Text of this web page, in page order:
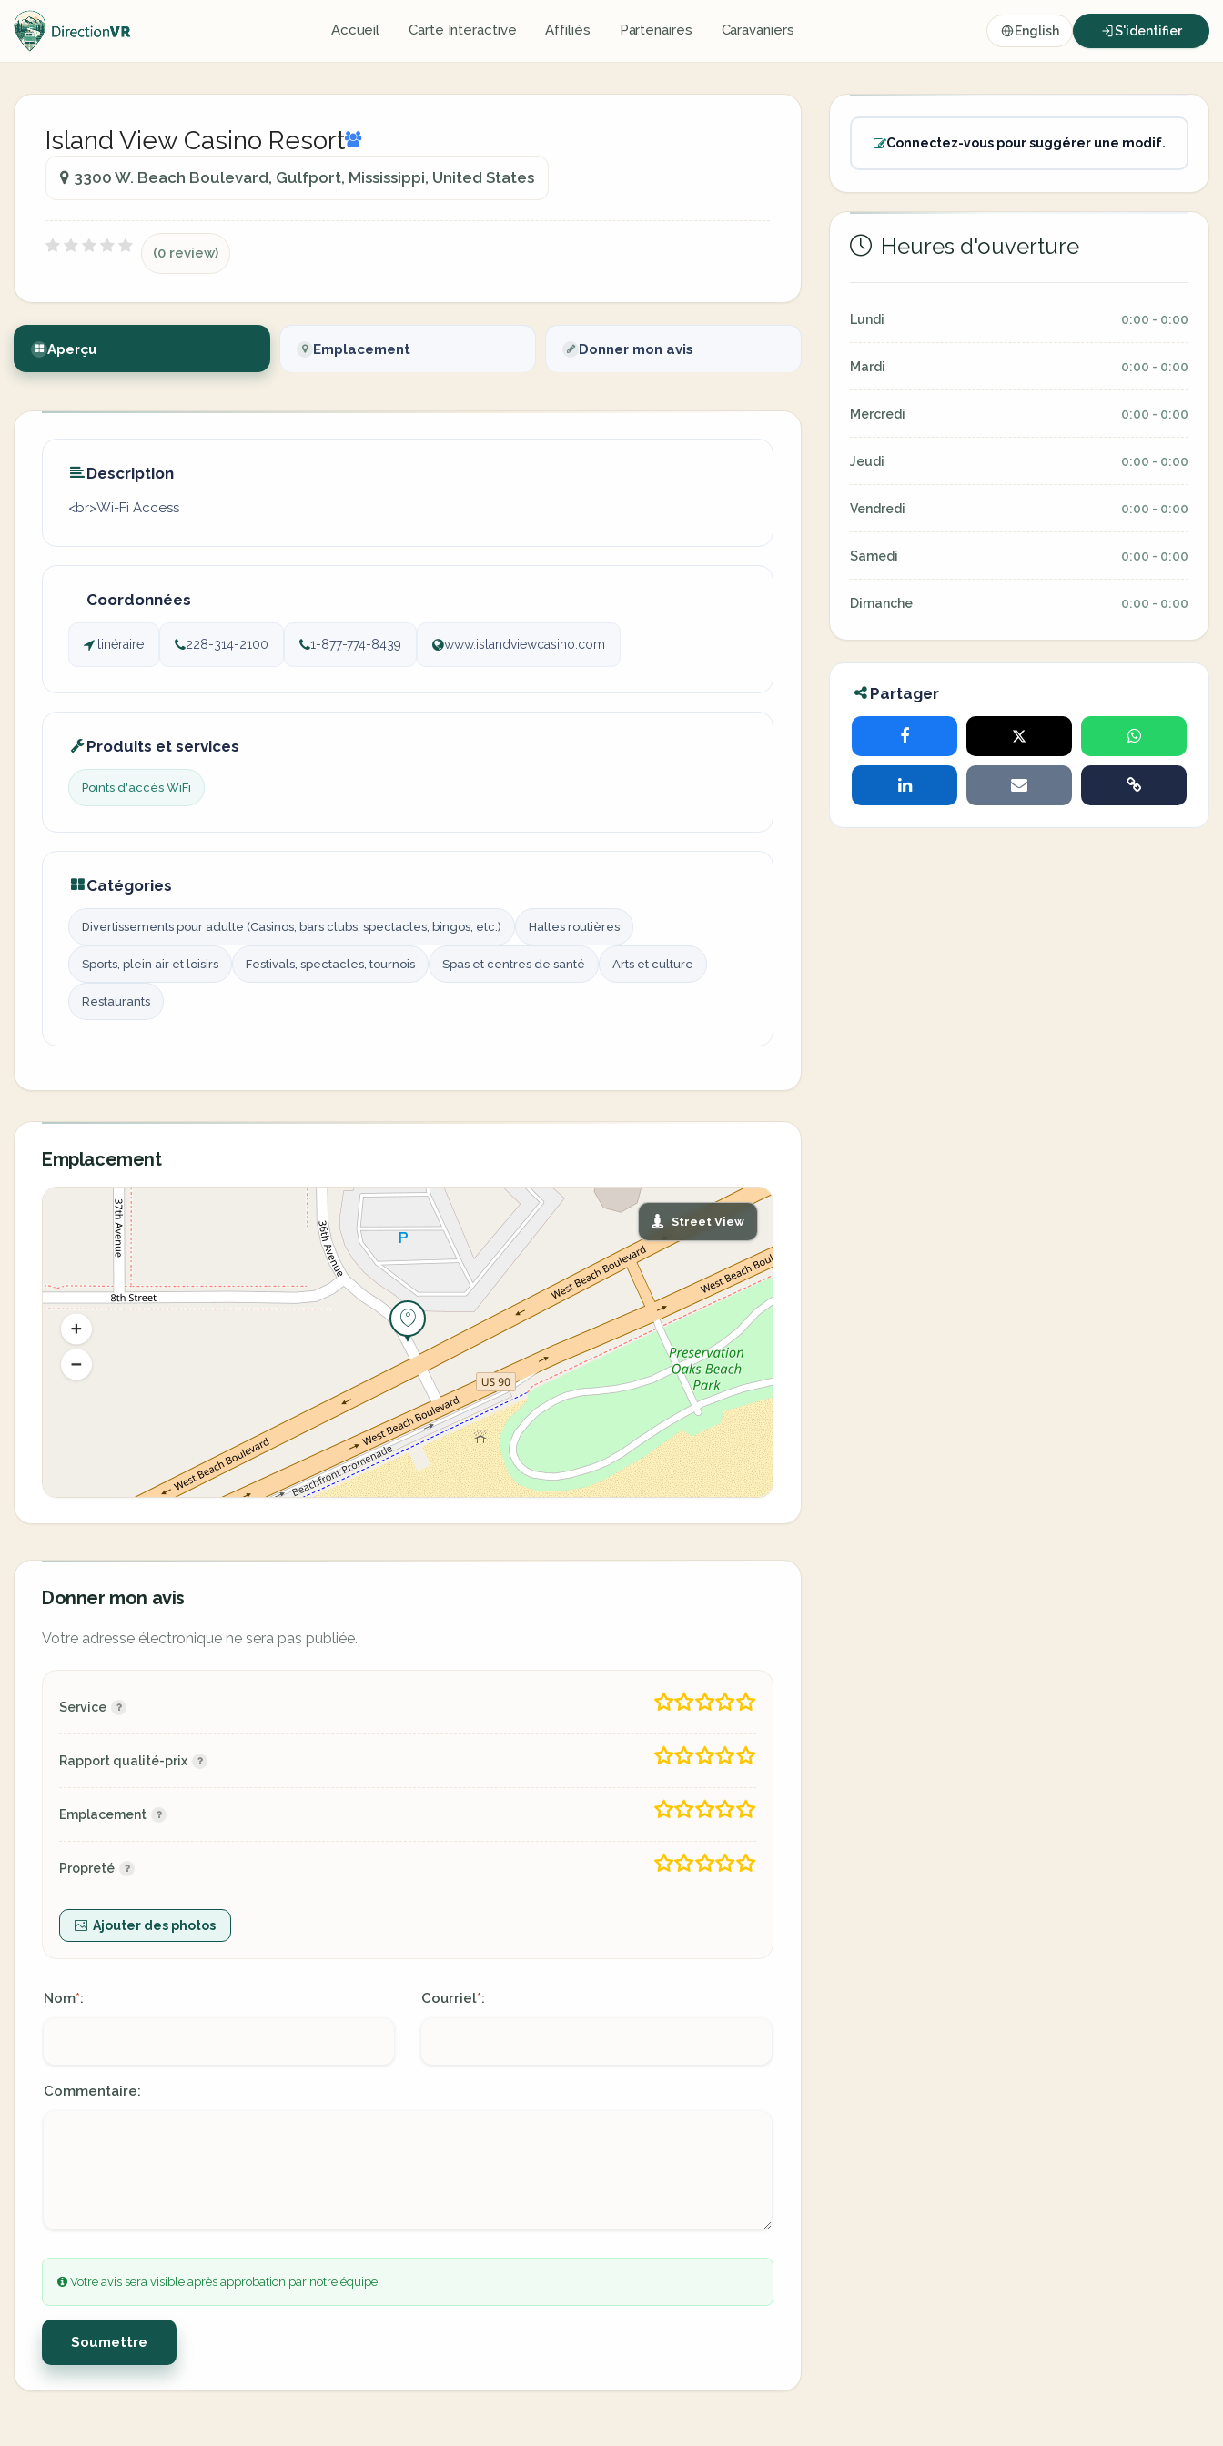
Accueil Carte Interactive Affiliés Partenaires Caravaniers English S'identifier
Island View Casino Resort
3300 W. Beach Boulevard, Gulfport, Mississippi, United States
(0 review)
Aperçu Emplacement Donner mon avis
Description
<br>Wi-Fi Access
Coordonnées
Itinéraire 228-314-2100 1-877-774-8439 www.islandviewcasino.com
Produits et services
Points d'accès WiFi
Catégories
Divertissements pour adulte (Casinos, bars clubs, spectacles, bingos, etc.) Haltes routières
Sports, plein air et loisirs Festivals, spectacles, tournois Spas et centres de santé Arts et culture
Restaurants
Emplacement
Street View
Donner mon avis
Votre adresse électronique ne sera pas publiée.
Service
Rapport qualité-prix
Emplacement
Propreté
Ajouter des photos
Nom*: Courriel*:
Commentaire:
Votre avis sera visible après approbation par notre équipe.
Soumettre
Connectez-vous pour suggérer une modif.
Heures d'ouverture
Lundi 0:00 - 0:00
Mardi 0:00 - 0:00
Mercredi 0:00 - 0:00
Jeudi 0:00 - 0:00
Vendredi 0:00 - 0:00
Samedi 0:00 - 0:00
Dimanche 0:00 - 0:00
Partager